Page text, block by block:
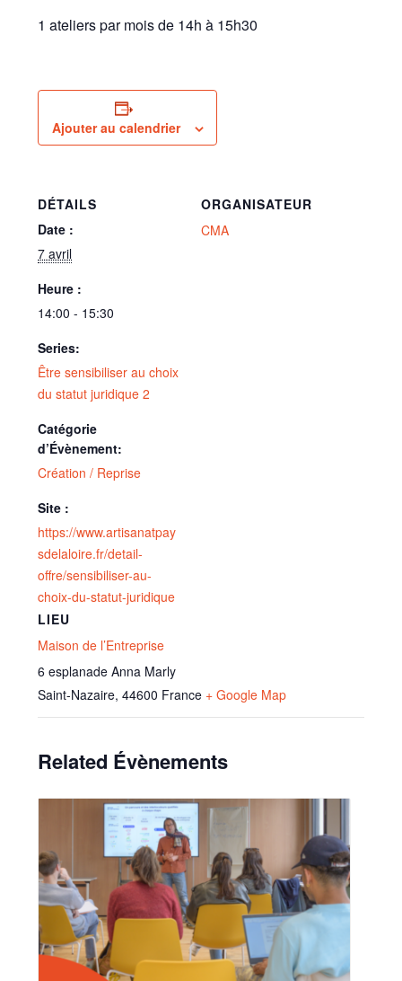
1 ateliers par mois de 14h à 15h30
Ajouter au calendrier
DÉTAILS
Date :
7 avril
Heure :
14:00 - 15:30
Series:
Être sensibiliser au choix
du statut juridique 2
Catégorie
d’Évènement:
Création / Reprise
Site :
https://www.artisanatpay
sdelaloire.fr/detail-
offre/sensibiliser-au-
choix-du-statut-juridique
LIEU
Maison de l’Entreprise
6 esplanade Anna Marly
Saint-Nazaire, 44600 France + Google Map
ORGANISATEUR
CMA
Related Évènements